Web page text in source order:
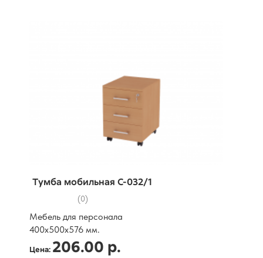
Тумба мобильная С-032/1
(0)
Мебель для персонала
400х500х576 мм.
Цена: 206.00 р.